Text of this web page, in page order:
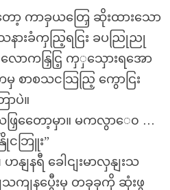
ော့ ကာခှယတြှေ ဆိုးထားသော
နားခံကှညြ့ရငြး ခပညြုညု
လောကနြှငြ့ ကှှသှေားရအော
စာစသငသြညြ့ ကွောငြး
ာပဲ။
ယဖြှတေော့မှာ။ မကလွာေ၀ …
ငဘြူး”
နျနရီ ခေါငျးမာလှနျးသ
သကျနပွေီးမှ တခုခုကို ဆုံးဖွ